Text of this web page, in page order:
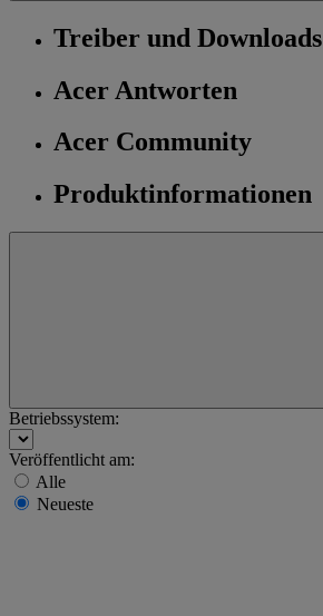
Treiber und Downloads
Acer Antworten
Acer Community
Produktinformationen
Betriebssystem:
Veröffentlicht am:
Alle
Neueste